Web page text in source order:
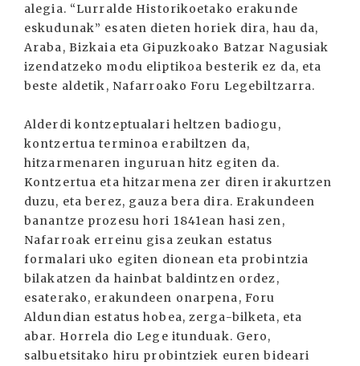
alegia. “Lurralde Historikoetako erakunde
eskudunak” esaten dieten horiek dira, hau da,
Araba, Bizkaia eta Gipuzkoako Batzar Nagusiak
izendatzeko modu eliptikoa besterik ez da, eta
beste aldetik, Nafarroako Foru Legebiltzarra.
Alderdi kontzeptualari heltzen badiogu,
kontzertua terminoa erabiltzen da,
hitzarmenaren inguruan hitz egiten da.
Kontzertua eta hitzarmena zer diren irakurtzen
duzu, eta berez, gauza bera dira. Erakundeen
banantze prozesu hori 1841ean hasi zen,
Nafarroak erreinu gisa zeukan estatus
formalari uko egiten dionean eta probintzia
bilakatzen da hainbat baldintzen ordez,
esaterako, erakundeen onarpena, Foru
Aldundian estatus hobea, zerga-bilketa, eta
abar. Horrela dio Lege itunduak. Gero,
salbuetsitako hiru probintziek euren bideari